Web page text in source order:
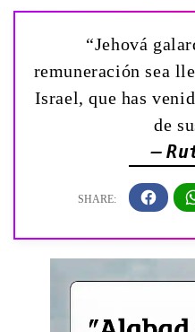
“Jehová
remuneración sea
Israel, que has
de
—